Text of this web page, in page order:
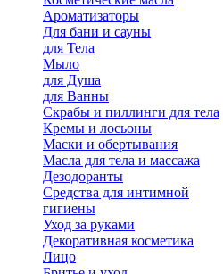
Ароматизаторы
Для бани и сауны
для Тела
Мыло
для Душа
для Ванны
Скрабы и пиллинги для тела
Кремы и лосьоны
Маски и обертывания
Масла для тела и массажа
Дезодоранты
Средства для интимной
гигиены
Уход за руками
Декоративная косметика
Лицо